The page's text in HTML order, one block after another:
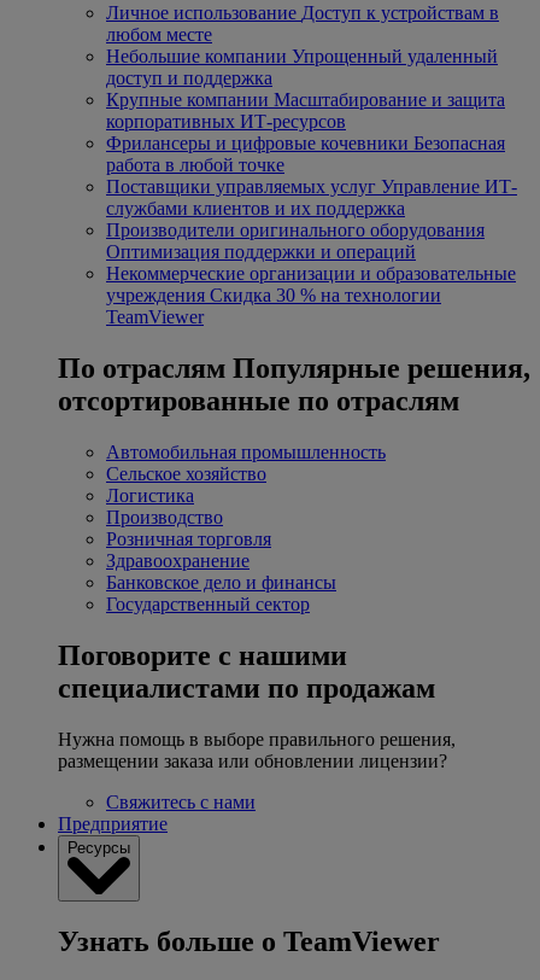
Личное использование Доступ к устройствам в
любом месте
Небольшие компании Упрощенный удаленный
доступ и поддержка
Крупные компании Масштабирование и защита
корпоративных ИТ-ресурсов
Фрилансеры и цифровые кочевники Безопасная
работа в любой точке
Поставщики управляемых услуг Управление ИТ-
службами клиентов и их поддержка
Производители оригинального оборудования
Оптимизация поддержки и операций
Некоммерческие организации и образовательные
учреждения Скидка 30 % на технологии
TeamViewer
По отраслям Популярные решения,
отсортированные по отраслям
Автомобильная промышленность
Сельское хозяйство
Логистика
Производство
Розничная торговля
Здравоохранение
Банковское дело и финансы
Государственный сектор
Поговорите с нашими
специалистами по продажам
Нужна помощь в выборе правильного решения,
размещении заказа или обновлении лицензии?
Свяжитесь с нами
Предприятие
Ресурсы
Узнать больше о TeamViewer